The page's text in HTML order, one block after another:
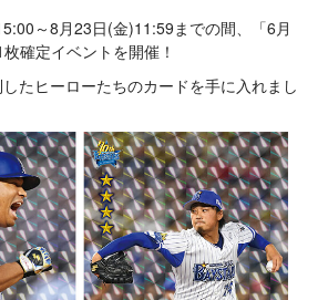
～8月23日(金)11:59までの間、「6月
確定イベントを開催！
たヒーローたちのカードを手に入れまし